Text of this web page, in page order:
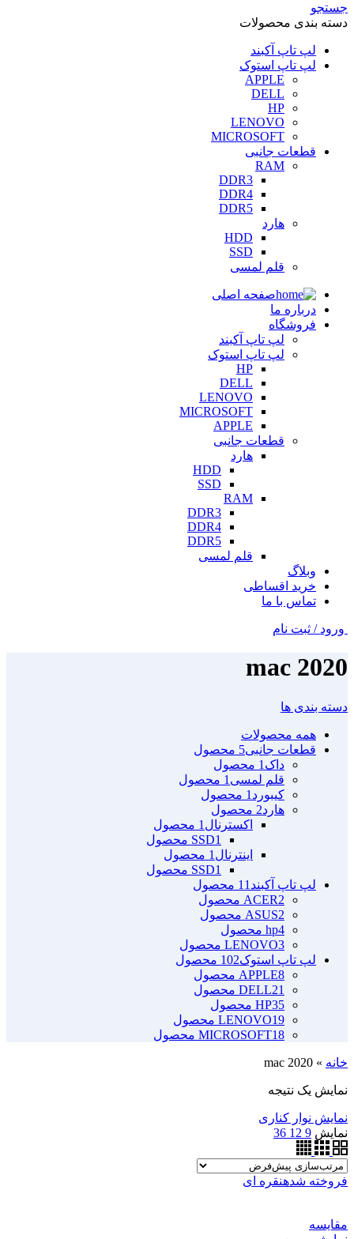
جستجو
دسته بندی محصولات
لپ تاپ آکبند
لپ تاپ استوک
APPLE
DELL
HP
LENOVO
MICROSOFT
قطعات جانبی
RAM
DDR3
DDR4
DDR5
هارد
HDD
SSD
قلم لمسی
صفحه اصلی
درباره ما
فروشگاه
لپ تاپ آکبند
لپ تاپ استوک
HP
DELL
LENOVO
MICROSOFT
APPLE
قطعات جانبی
هارد
HDD
SSD
RAM
DDR3
DDR4
DDR5
قلم لمسی
وبلاگ
خرید اقساطی
تماس با ما
ورود / ثبت نام
mac 2020
دسته بندی ها
همه محصولات
قطعات جانبی5 محصول
داک 1 محصول
قلم لمسی 1 محصول
کیبورد 1 محصول
هارد2 محصول
اکسترنال 1 محصول
SSD1 محصول
اینترنال 1 محصول
SSD1 محصول
لپ تاپ آکبند 11 محصول
ACER2 محصول
ASUS2 محصول
hp4 محصول
LENOVO3 محصول
لپ تاپ استوک102 محصول
APPLE8 محصول
DELL21 محصول
HP35 محصول
LENOVO19 محصول
MICROSOFT18 محصول
خانه »
mac 2020
نمایش یک نتیجه
نمایش نوار کناری
نمایش 9
12
36
فروخته شدهنقره ای
مقايسه